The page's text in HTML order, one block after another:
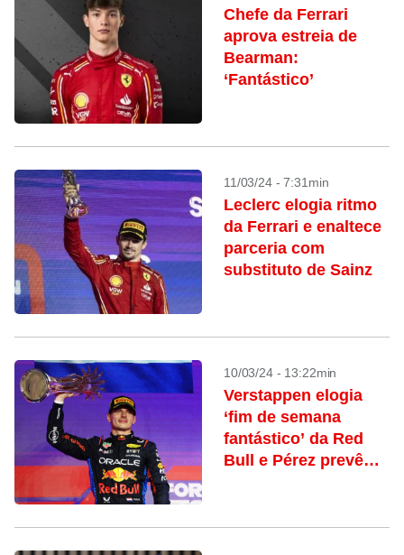
Chefe da Ferrari
aprova estreia de
Bearman:
‘Fantástico’
11/03/24 - 7:31min
Leclerc elogia ritmo
da Ferrari e enaltece
parceria com
substituto de Sainz
10/03/24 - 13:22min
Verstappen elogia
‘fim de semana
fantástico’ da Red
Bull e Pérez prevê